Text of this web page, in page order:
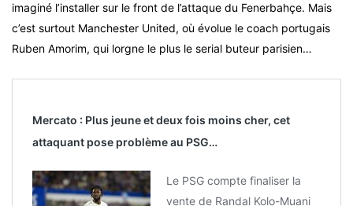
imaginé l’installer sur le front de l’attaque du Fenerbahçe. Mais
c’est surtout Manchester United, où évolue le coach portugais
Ruben Amorim, qui lorgne le plus le serial buteur parisien…
Mercato : Plus jeune et deux fois moins cher, cet
attaquant pose problème au PSG…
Le PSG compte finaliser la
vente de Randal Kolo-Muani